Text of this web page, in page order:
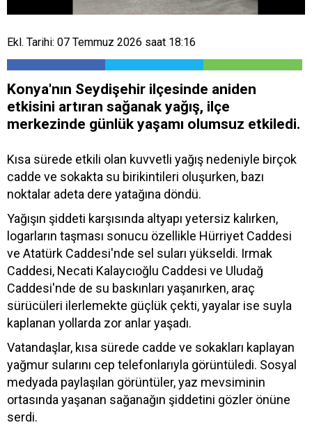
Ekl. Tarihi: 07 Temmuz 2026 saat 18:16
Konya'nın Seydişehir ilçesinde aniden
etkisini artıran sağanak yağış, ilçe
merkezinde günlük yaşamı olumsuz etkiledi.
Kısa sürede etkili olan kuvvetli yağış nedeniyle birçok
cadde ve sokakta su birikintileri oluşurken, bazı
noktalar adeta dere yatağına döndü.
Yağışın şiddeti karşısında altyapı yetersiz kalırken,
logarların taşması sonucu özellikle Hürriyet Caddesi
ve Atatürk Caddesi'nde sel suları yükseldi. Irmak
Caddesi, Necati Kalaycıoğlu Caddesi ve Uludağ
Caddesi'nde de su baskınları yaşanırken, araç
sürücüleri ilerlemekte güçlük çekti, yayalar ise suyla
kaplanan yollarda zor anlar yaşadı.
Vatandaşlar, kısa sürede cadde ve sokakları kaplayan
yağmur sularını cep telefonlarıyla görüntüledi. Sosyal
medyada paylaşılan görüntüler, yaz mevsiminin
ortasında yaşanan sağanağın şiddetini gözler önüne
serdi.